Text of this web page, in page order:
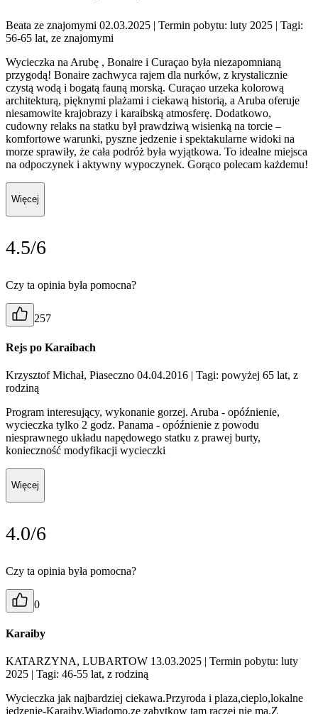
Beata ze znajomymi 02.03.2025 | Termin pobytu: luty 2025 | Tagi:
56-65 lat, ze znajomymi
Wycieczka na Arubę , Bonaire i Curaçao była niezapomnianą
przygodą! Bonaire zachwyca rajem dla nurków, z krystalicznie
czystą wodą i bogatą fauną morską. Curaçao urzeka kolorową
architekturą, pięknymi plażami i ciekawą historią, a Aruba oferuje
niesamowite krajobrazy i karaibską atmosferę. Dodatkowo,
cudowny relaks na statku był prawdziwą wisienką na torcie –
komfortowe warunki, pyszne jedzenie i spektakularne widoki na
morze sprawiły, że cała podróż była wyjątkowa. To idealne miejsca
na odpoczynek i aktywny wypoczynek. Gorąco polecam każdemu!
Więcej
4.5/6
Czy ta opinia była pomocna?
257
Rejs po Karaibach
Krzysztof Michał, Piaseczno 04.04.2016 | Tagi: powyżej 65 lat, z
rodziną
Program interesujący, wykonanie gorzej. Aruba - opóźnienie,
wycieczka tylko 2 godz. Panama - opóźnienie z powodu
niesprawnego układu napędowego statku z prawej burty,
konieczność modyfikacji wycieczki
Więcej
4.0/6
Czy ta opinia była pomocna?
0
Karaiby
KATARZYNA, LUBARTOW 13.03.2025 | Termin pobytu: luty
2025 | Tagi: 46-55 lat, z rodziną
Wycieczka jak najbardziej ciekawa.Przyroda i plaza,cieplo,lokalne
jedzenie-Karaiby.Wiadomo,ze zabytkow tam raczej nie ma.Z